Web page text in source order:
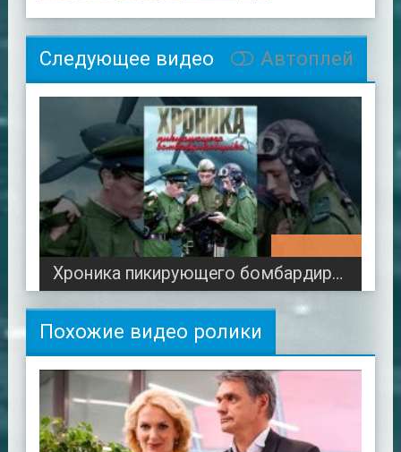
Следующее видео Автоплей
Хроника пикирующего бомбардировщика
Похожие видео ролики